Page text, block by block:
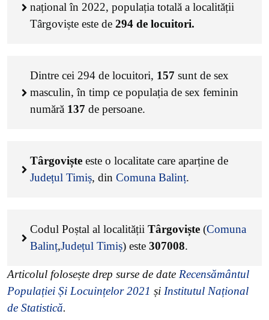
național în 2022, populația totală a localității
Târgoviște este de 294 de locuitori.
Dintre cei 294 de locuitori, 157 sunt de sex
masculin, în timp ce populația de sex feminin
numără 137 de persoane.
Târgoviște este o localitate care aparține de
Județul Timiș, din Comuna Balinț.
Codul Poștal al localității Târgoviște (Comuna
Balinț,Județul Timiș) este 307008.
Articolul folosește drep surse de date Recensământul
Populației Și Locuințelor 2021 și Institutul Național
de Statistică.